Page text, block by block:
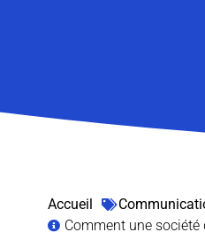
Accueil
Comment une